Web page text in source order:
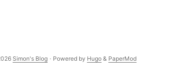
Simon's Blog · Powered by Hugo& PaperMod